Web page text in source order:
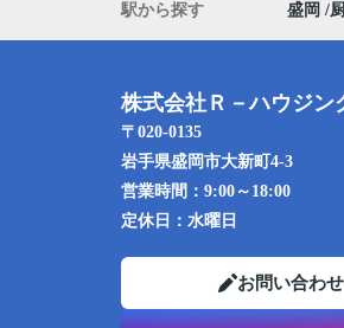
駅から探す 盛岡
株式会社Ｒ－ハウジン
〒020-0135
岩手県盛岡市大新町4-3
営業時間： 9:00～18:00
定休日： 水曜日
お問い合わせ